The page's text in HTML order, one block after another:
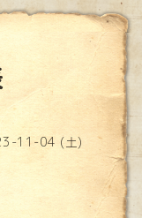
11-04 (土)